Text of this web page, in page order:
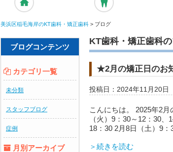
美浜区稲毛海岸のKT歯科・矯正歯科 > ブログ
ブログコンテンツ
カテゴリ一覧
未分類
スタッフブログ
症例
月別アーカイブ
KT歯科・矯正歯科
★2月の矯正日のお
投稿日：2024年11月20日
こんにちは。 2025年2
（火）9：30～12：30
18：30 2月8日（土）9
＞続きを読む